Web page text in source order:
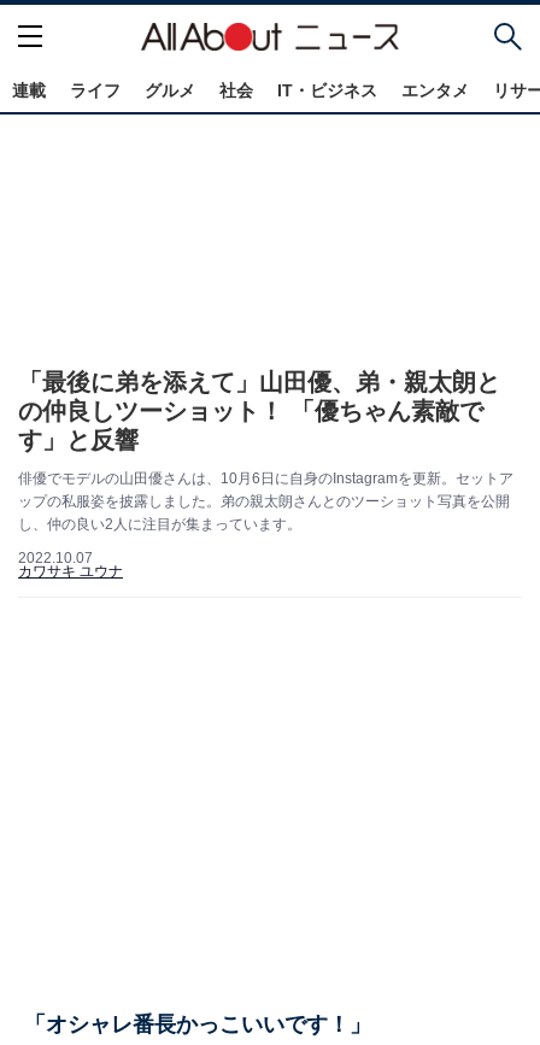
連載 ライフ グルメ 社会 IT・ビジネス エンタメ リサ
「最後に弟を添えて」山田優、弟・親太朗と
の仲良しツーショット！ 「優ちゃん素敵で
す」と反響
俳優でモデルの山田優さんは、10月6日に自身のInstagramを更新。セットア
ップの私服姿を披露しました。弟の親太朗さんとのツーショット写真を公開
し、仲の良い2人に注目が集まっています。
2022.10.07
カワサキ ユウナ
「オシャレ番長かっこいいです！」